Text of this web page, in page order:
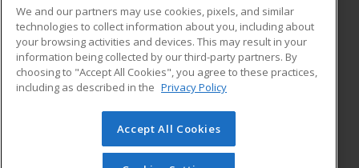
ADDITIONAL RESOURCES
Military
Financial Assistance
Help
Student Blog
© 2026 ed2go, a division of Cengage Learning. All rights
reserved. The material on this site cannot be reproduced or
We and our partners may use cookies, pixels, and similar
technologies to collect information about you, including about
your browsing activities and devices. This may result in your
information being collected by our third-party partners. By
choosing to "Accept All Cookies", you agree to these practices,
including as described in the Privacy Policy
Accept All Cookies